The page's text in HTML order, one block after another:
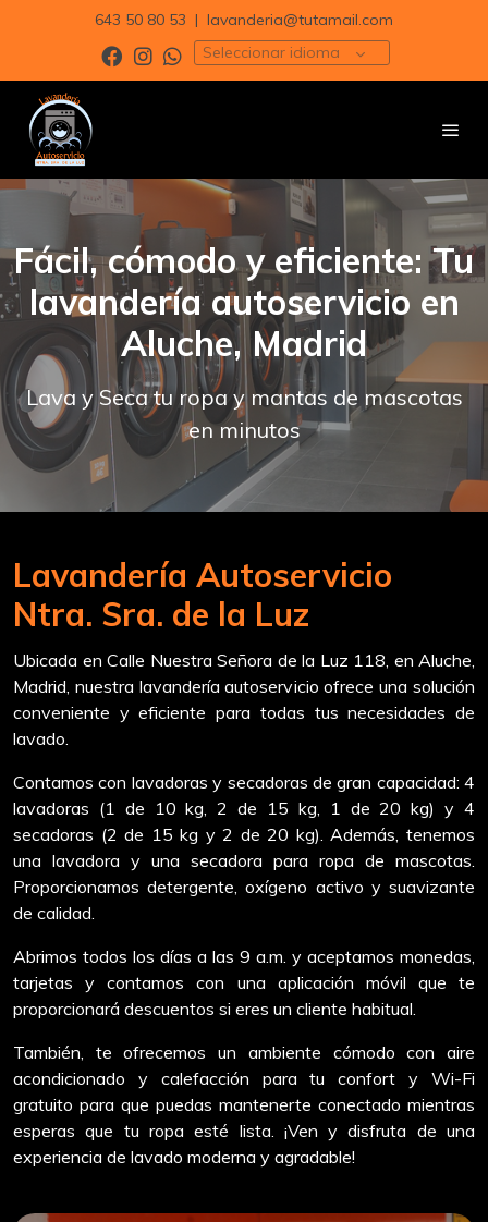
643 50 80 53 | lavanderia@tutamail.com
Seleccionar idioma
Fácil, cómodo y eficiente: Tu
lavandería autoservicio en
Aluche, Madrid
Lava y Seca tu ropa y mantas de mascotas
en minutos
Lavandería Autoservicio
Ntra. Sra. de la Luz
Ubicada en Calle Nuestra Señora de la Luz 118, en Aluche,
Madrid, nuestra lavandería autoservicio ofrece una solución
conveniente y eficiente para todas tus necesidades de
lavado.
Contamos con lavadoras y secadoras de gran capacidad: 4
lavadoras (1 de 10 kg, 2 de 15 kg, 1 de 20 kg) y 4
secadoras (2 de 15 kg y 2 de 20 kg). Además, tenemos
una lavadora y una secadora para ropa de mascotas.
Proporcionamos detergente, oxígeno activo y suavizante
de calidad.
Abrimos todos los días a las 9 a.m. y aceptamos monedas,
tarjetas y contamos con una aplicación móvil que te
proporcionará descuentos si eres un cliente habitual.
También, te ofrecemos un ambiente cómodo con aire
acondicionado y calefacción para tu confort y Wi-Fi
gratuito para que puedas mantenerte conectado mientras
esperas que tu ropa esté lista. ¡Ven y disfruta de una
experiencia de lavado moderna y agradable!